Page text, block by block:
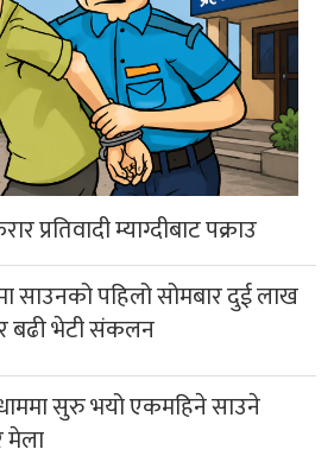
प्रतिवादी म्याग्दीबाट पक्राउ
साउनको पहिलो सोमबार दुई लाख
बढी भेटी संकलन
सुरु भयो एकमहिने साउने
मेला